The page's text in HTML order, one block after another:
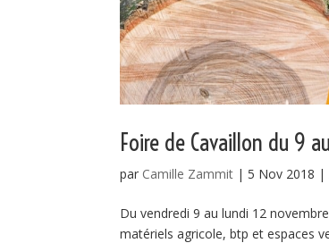
Foire de Cavaillon du 9
par Camille Zammit |5 Nov 2018 |
Du vendredi 9 au lundi 12
matériels agricole, btp et espaces